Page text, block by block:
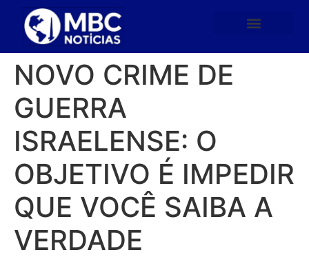
NOVO CRIME DE
GUERRA
ISRAELENSE: O
OBJETIVO É IMPEDIR
QUE VOCÊ SAIBA A
VERDADE